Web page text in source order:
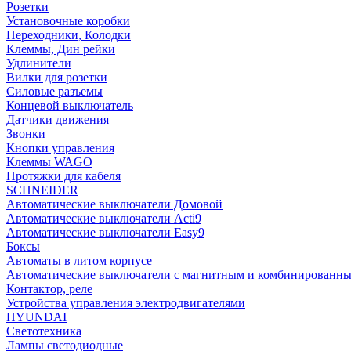
Розетки
Установочные коробки
Переходники, Колодки
Клеммы, Дин рейки
Удлинители
Вилки для розетки
Силовые разъемы
Концевой выключатель
Датчики движения
Звонки
Кнопки управления
Клеммы WAGO
Протяжки для кабеля
SCHNEIDER
Автоматические выключатели Домовой
Автоматические выключатели Acti9
Автоматические выключатели Easy9
Боксы
Автоматы в литом корпусе
Автоматические выключатели с магнитным и
Контактор, реле
Устройства управления электродвигателями
HYUNDAI
Светотехника
Лампы светодиодные